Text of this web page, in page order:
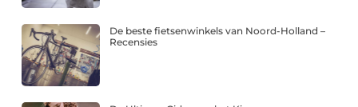
De beste fietsenwinkels van Noord-Holland –
Recensies